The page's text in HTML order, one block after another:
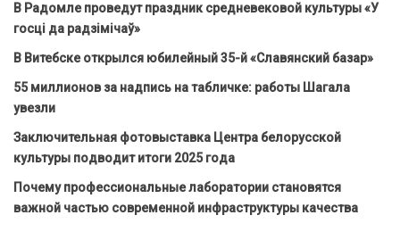
В Радомле проведут праздник средневековой культуры «У
госці да радзімічаў»
В Витебске открылся юбилейный 35-й «Славянский базар»
55 миллионов за надпись на табличке: работы Шагала
увезли
Заключительная фотовыставка Центра белорусской
культуры подводит итоги 2025 года
Почему профессиональные лаборатории становятся
важной частью современной инфраструктуры качества